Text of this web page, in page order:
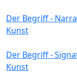
Der Begriff -
Kunst
Der Begriff -
Kunst